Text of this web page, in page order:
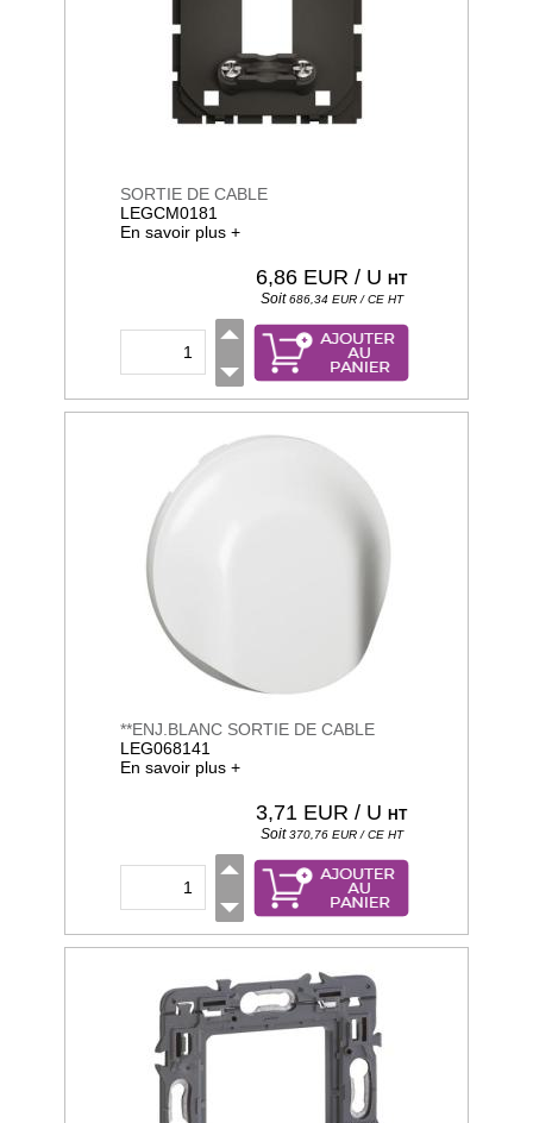
SORTIE DE CABLE
LEGCM0181
En savoir plus +
6,86 EUR / U HT
Soit686,34 EUR / CE HT
**ENJ.BLANC SORTIE DE CABLE
LEG068141
En savoir plus +
3,71 EUR / U HT
Soit370,76 EUR / CE HT